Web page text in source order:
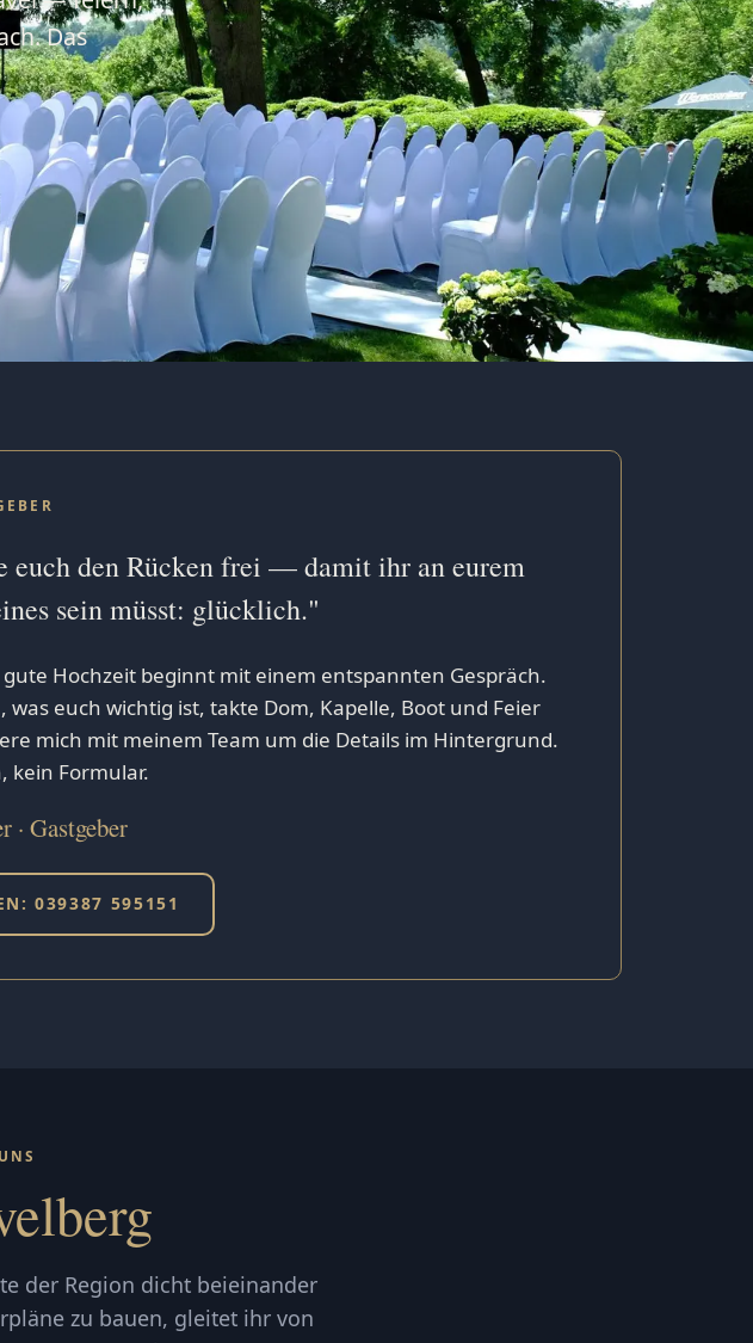
Das
euch den Rücken frei — damit ihr an eurem
sein müsst: glücklich."
gute Hochzeit beginnt mit einem entspannten Gespräch.
was euch wichtig ist, takte Dom, Kapelle, Boot und Feier
mich mit meinem Team um die Details im Hintergrund.
kein Formular.
· Gastgeber
039387 595151
der Region dicht beieinander
zu bauen, gleitet ihr von